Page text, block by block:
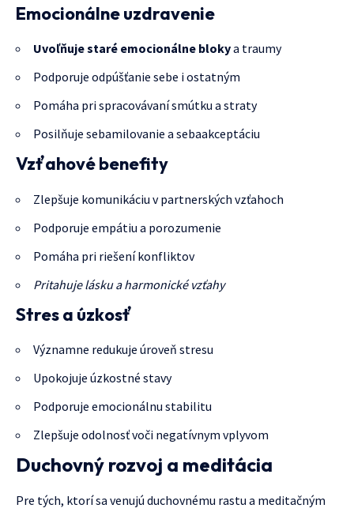
Emocionálne uzdravenie
Uvoľňuje staré emocionálne blokya traumy
Podporuje odpúšťanie sebe i ostatným
Pomáha pri spracovávaní smútku a straty
Posilňuje sebamilovanie a sebaakceptáciu
Vzťahové benefity
Zlepšuje komunikáciu v partnerských vzťahoch
Podporuje empátiu a porozumenie
Pomáha pri riešení konfliktov
Pritahuje lásku a harmonické vzťahy
Stres a úzkosť
Významne redukuje úroveň stresu
Upokojuje úzkostné stavy
Podporuje emocionálnu stabilitu
Zlepšuje odolnosť voči negatívnym vplyvom
Duchovný rozvoj a meditácia
Pre tých, ktorí sa venujú duchovnému rastu a meditačným